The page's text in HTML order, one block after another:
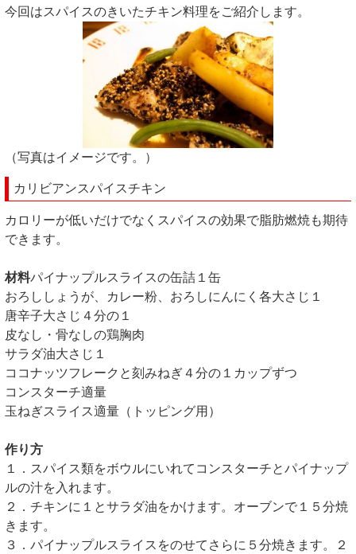
今回はスパイスのきいたチキン料理をご紹介します。
（写真はイメージです。）
カリビアンスパイスチキン
カロリーが低いだけでなくスパイスの効果で脂肪燃焼も期待
できます。
材料パイナップルスライスの缶詰１缶
おろししょうが、カレー粉、おろしにんにく各大さじ１
唐辛子大さじ４分の１
皮なし・骨なしの鶏胸肉
サラダ油大さじ１
ココナッツフレークと刻みねぎ４分の１カップずつ
コンスターチ適量
玉ねぎスライス適量（トッピング用）
作り方
１．スパイス類をボウルにいれてコンスターチとパイナップ
ルの汁を入れます。
２．チキンに１とサラダ油をかけます。オーブンで１５分焼
きます。
３．パイナップルスライスをのせてさらに５分焼きます。２